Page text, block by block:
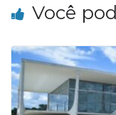
Você